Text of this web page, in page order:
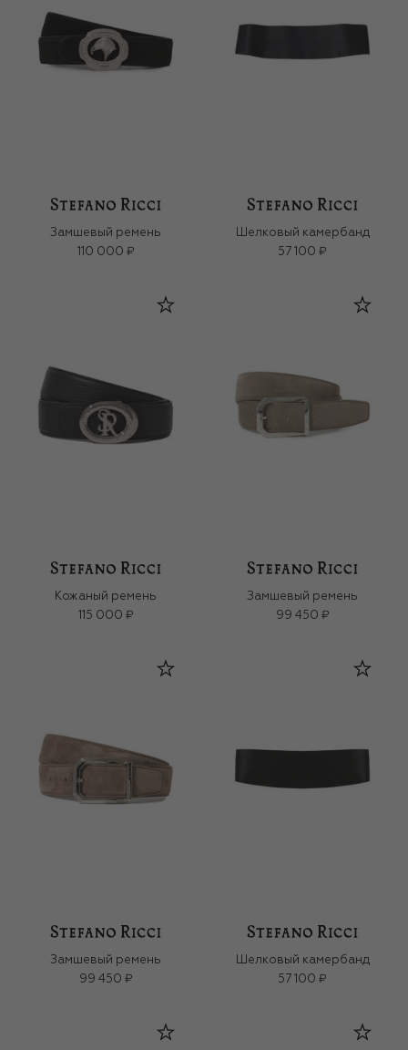
Замшевый ремень
110 000 ₽
Шелковый камербанд
57 100 ₽
Кожаный ремень
115 000 ₽
Замшевый ремень
99 450 ₽
Замшевый ремень
99 450 ₽
Шелковый камербанд
57 100 ₽